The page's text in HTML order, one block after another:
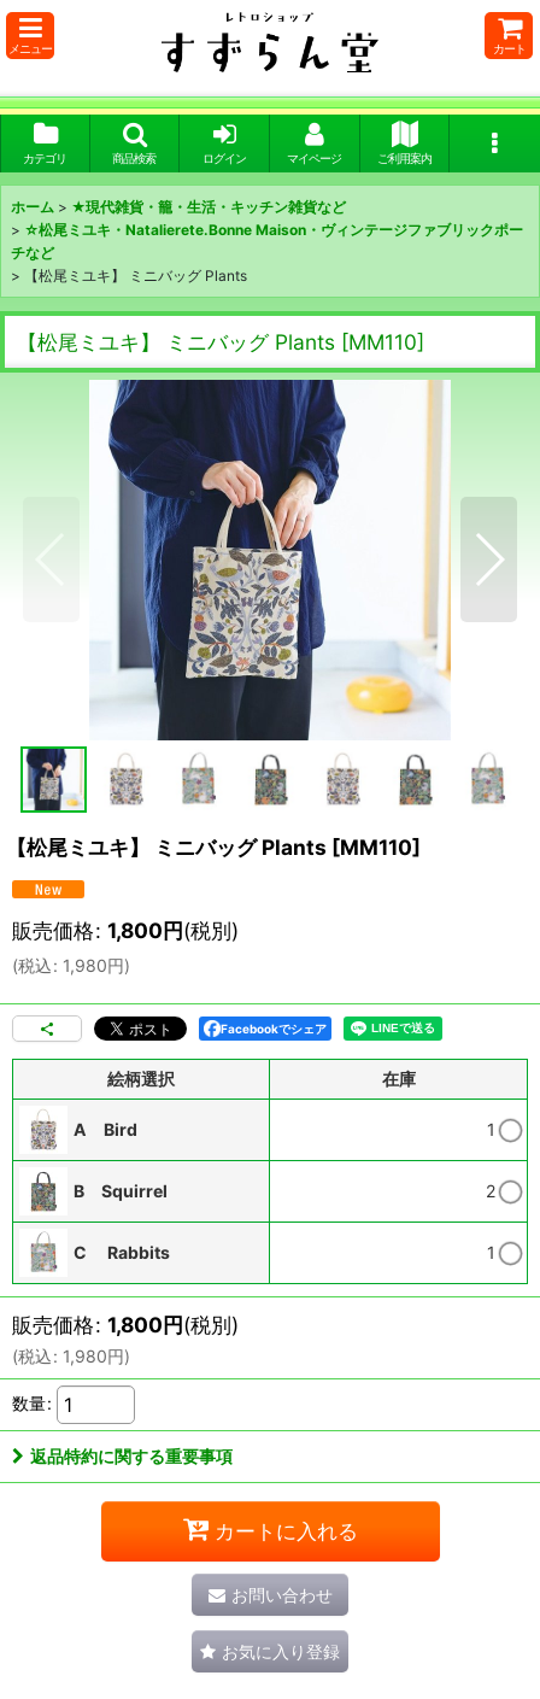
メニュー カート
カテゴリ 商品検索 ログイン マイページ ご利用案内
ホーム > ★現代雑貨・籠・生活・キッチン雑貨など
> ☆松尾ミユキ・Natalierete.Bonne Maison・ヴィンテージファブリックポー
チなど
>
【松尾ミユキ】 ミニバッグ Plants
【松尾ミユキ】 ミニバッグ Plants [MM110]
【松尾ミユキ】 ミニバッグ Plants [MM110]
販売価格: 1,800円(税別)
(税込: 1,980円)
Facebookでシェア
絵柄選択 在庫
A Bird 1
B Squirrel 2
C Rabbits 1
販売価格: 1,800円(税別)
(税込: 1,980円)
数量:
返品特約に関する重要事項
カートに入れる
お問い合わせ
お気に入り登録